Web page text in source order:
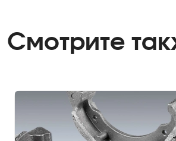
Смотрите